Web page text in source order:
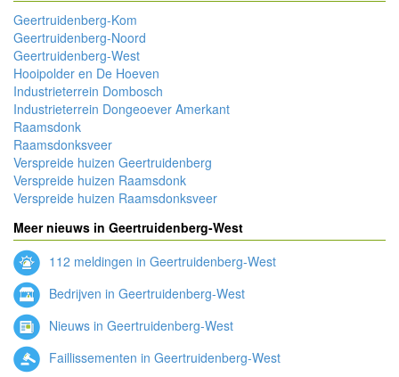
Geertruidenberg-Kom
Geertruidenberg-Noord
Geertruidenberg-West
Hooipolder en De Hoeven
Industrieterrein Dombosch
Industrieterrein Dongeoever Amerkant
Raamsdonk
Raamsdonksveer
Verspreide huizen Geertruidenberg
Verspreide huizen Raamsdonk
Verspreide huizen Raamsdonksveer
Meer nieuws in Geertruidenberg-West
112 meldingen in Geertruidenberg-West
Bedrijven in Geertruidenberg-West
Nieuws in Geertruidenberg-West
Faillissementen in Geertruidenberg-West